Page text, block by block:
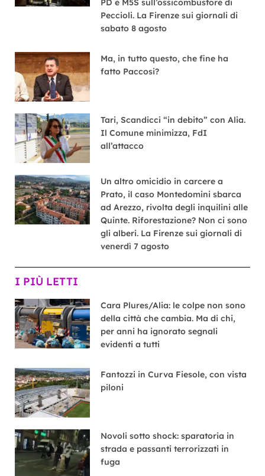
PD e M5S sull’ossicombustore di
Peccioli. La Firenze sui giornali di
sabato 8 agosto
Ma, in tutto questo, che fine ha
fatto Paccosi?
Tari, Scandicci “in debito” con Alia.
Il Comune minimizza, FdI
all’attacco
Un altro omicidio in carcere a
Prato, il caso Montedomini sbarca
ad Arezzo, rivolta degli inquilini alle
Quinte. Riforestazione? Non ci sono
gli alberi. La Firenze sui giornali di
venerdì 7 agosto
I PIÙ LETTI
Cara Plures/Alia: le colpe non sono
della città che cambia. Ma di chi,
per anni ha ignorato segnali
evidenti a tutti
Fantozzi in Curva Fiesole, con vista
piloni
Novoli sotto shock: sparatoria in
strada e passanti terrorizzati in
fuga